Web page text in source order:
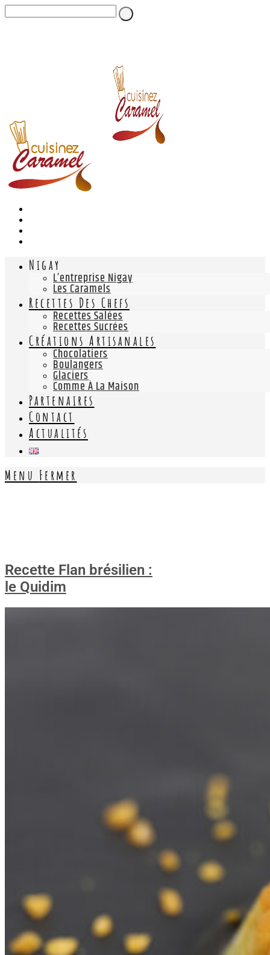
Nigay
L’entreprise Nigay
Les Caramels
Recettes Des Chefs
Recettes Salées
Recettes Sucrées
Créations Artisanales
Chocolatiers
Boulangers
Glaciers
Comme À La Maison
Partenaires
Contact
Actualités
Menu Fermer
Recette Flan brésilien :
le Quidim